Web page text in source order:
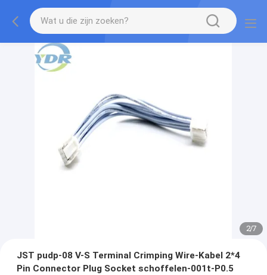
2/7
JST pudp-08 V-S Terminal Crimping Wire-Kabel 2*4
Pin Connector Plug Socket schoffelen-001t-P0.5